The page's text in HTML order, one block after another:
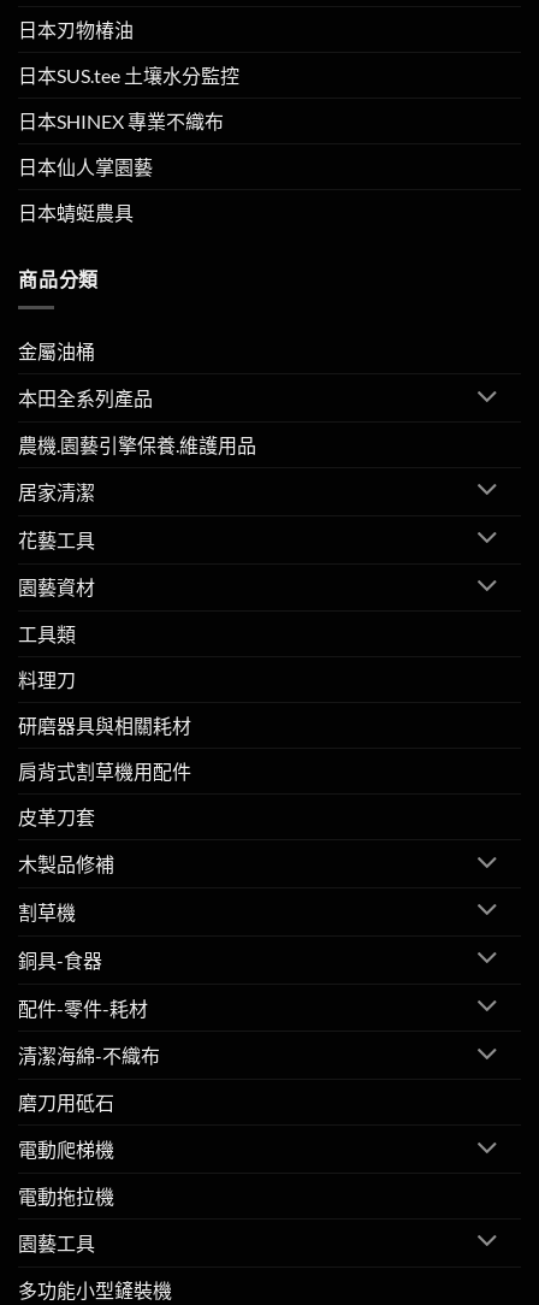
日本刃物椿油
日本SUS.tee 土壤水分監控
日本SHINEX 專業不織布
日本仙人掌園藝
日本蜻蜓農具
商品分類
金屬油桶
本田全系列產品
農機.園藝引擎保養.維護用品
居家清潔
花藝工具
園藝資材
工具類
料理刀
研磨器具與相關耗材
肩背式割草機用配件
皮革刀套
木製品修補
割草機
銅具-食器
配件-零件-耗材
清潔海綿-不織布
磨刀用砥石
電動爬梯機
電動拖拉機
園藝工具
多功能小型鏟裝機